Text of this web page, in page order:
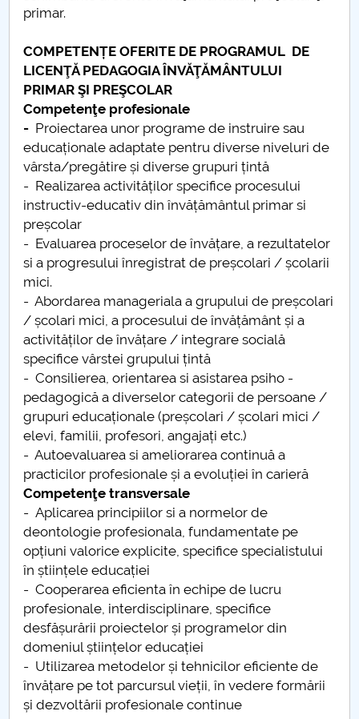
Raportul Conducerii Centrului Universitar Pitești
privind implementarea Planului Operațional 2020-
2024
Parteneri CUP
Centrul de Consiliere și Orientare în Carieră
Chestionar angajabilitate ALUMNI – UPB
CAR2026
MENIU CANTINA
Pedagogia învățământului primar
Pedagogia invatamantului primar si prescolar
Pedagogia invatamantului primar si prescolar
(Alexandria)
Pedagogia invatamantului primar si prescolar
(Campulung)
Pedagogia invatamantului primar si prescolar (RM.
Valcea)
Pedagogia invatamantului primar si prescolar
(Slatina)
primar.
COMPETENȚE OFERITE DE PROGRAMUL DE
LICENŢĂ PEDAGOGIA ÎNVĂŢĂMÂNTULUI
PRIMAR ŞI PREŞCOLAR
Competenţe profesionale
- Proiectarea unor programe de instruire sau
educaționale adaptate pentru diverse niveluri de
vârsta/pregătire și diverse grupuri țintă
- Realizarea activităților specifice procesului
instructiv-educativ din învățământul primar si
preșcolar
- Evaluarea proceselor de învățare, a rezultatelor
si a progresului înregistrat de preșcolari / școlarii
mici.
- Abordarea manageriala a grupului de preșcolari
/ școlari mici, a procesului de învățământ și a
activităților de învățare / integrare socială
specifice vârstei grupului țintă
- Consilierea, orientarea si asistarea psiho -
pedagogică a diverselor categorii de persoane /
grupuri educaționale (preșcolari / școlari mici /
elevi, familii, profesori, angajați etc.)
- Autoevaluarea si ameliorarea continuă a
practicilor profesionale și a evoluției în carieră
Competenţe transversale
- Aplicarea principiilor si a normelor de
deontologie profesionala, fundamentate pe
opțiuni valorice explicite, specifice specialistului
în științele educației
- Cooperarea eficienta în echipe de lucru
profesionale, interdisciplinare, specifice
desfășurării proiectelor și programelor din
domeniul științelor educației
- Utilizarea metodelor și tehnicilor eficiente de
învățare pe tot parcursul vieții, în vedere formării
și dezvoltării profesionale continue